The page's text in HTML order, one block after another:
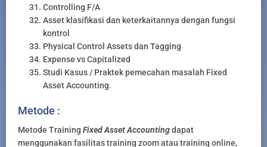
Controlling F/A
Asset klasifikasi dan keterkaitannya dengan fungsi
kontrol
Physical Control Assets dan Tagging
Expense vs Capitalized
Studi Kasus / Praktek pemecahan masalah Fixed
Asset Accounting.
Metode :
Metode Training Fixed Asset Accountingdapat
menggunakan fasilitas training zoom atau training online,